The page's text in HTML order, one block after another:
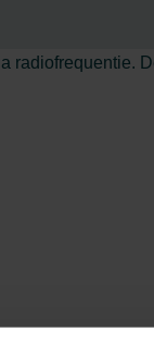
radiofrequentie.